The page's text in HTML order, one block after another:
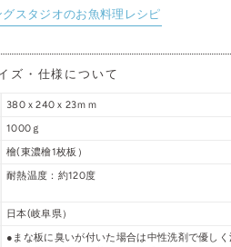
スタジオのお魚料理レシピ
ズ・仕様について
380ｘ240ｘ23ｍｍ
1000ｇ
檜(東濃檜1枚板）
耐熱温度：約120度
日本(岐阜県）
●まな板に臭いが付いた場合は中性洗剤で優しく